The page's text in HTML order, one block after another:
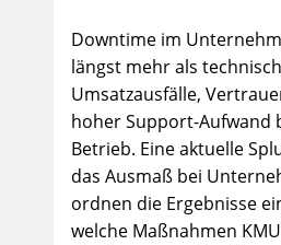
Downtime im
längst mehr als
Umsatzausfälle,
hoher Support-Aufwand
Betrieb. Eine aktuelle
das Ausmaß bei
ordnen die Ergebnisse
welche Maßnahmen